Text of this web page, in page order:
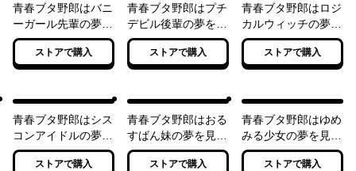
青春ブタ野郎はバニ
ーガール先輩の夢を
見ない
ストアで購入
青春ブタ野郎はプチ
デビル後輩の夢を見
ない
ストアで購入
青春ブタ野郎はロジ
カルウィッチの夢を
見ない
ストアで購入
青春ブタ野郎はシス
コンアイドルの夢を
見ない
ストアで購入
青春ブタ野郎はおる
すばん妹の夢を見な
い
ストアで購入
青春ブタ野郎はゆめ
みる少女の夢を見な
い
ストアで購入